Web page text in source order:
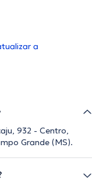
a
932 - Centro,
Grande (MS).